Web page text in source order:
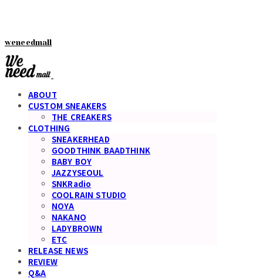
weneedmall
ABOUT
CUSTOM SNEAKERS
THE CREAKERS
CLOTHING
SNEAKERHEAD
GOODTHINK BAADTHINK
BABY BOY
JAZZYSEOUL
SNKRadio
COOLRAIN STUDIO
NOYA
NAKANO
LADYBROWN
ETC
RELEASE NEWS
REVIEW
Q&A